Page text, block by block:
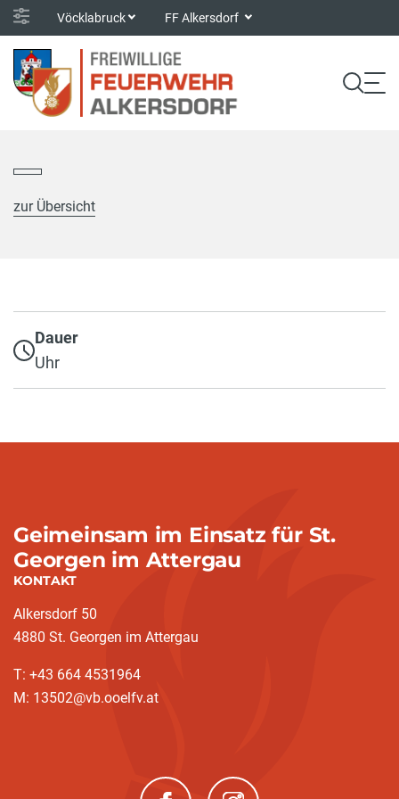
Vöcklabruck FF Alkersdorf
zur Übersicht
Dauer
Uhr
Geimeinsam im Einsatz für St.
Georgen im Attergau
KONTAKT
Alkersdorf 50
4880 St. Georgen im Attergau
T: +43 664 4531964
M: 13502@vb.ooelfv.at